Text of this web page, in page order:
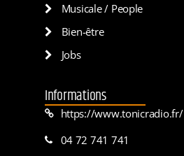
Musicale / People
Bien-être
Jobs
Informations
https://www.tonicradio.fr/
04 72 741 741